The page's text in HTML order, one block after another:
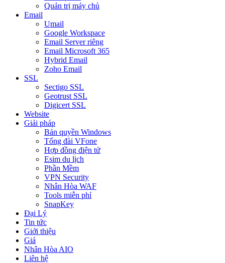
Quản trị máy chủ
Email
Umail
Google Workspace
Email Server riêng
Email Microsoft 365
Hybrid Email
Zoho Email
SSL
Sectigo SSL
Geotrust SSL
Digicert SSL
Website
Giải pháp
Bản quyền Windows
Tổng đài VFone
Hợp đồng điện tử
Esim du lịch
Phần Mềm
VPN Security
Nhân Hòa WAF
Tools miễn phí
SnapKey
Đại Lý
Tin tức
Giới thiệu
Giá
Nhân Hòa AIO
Liên hệ